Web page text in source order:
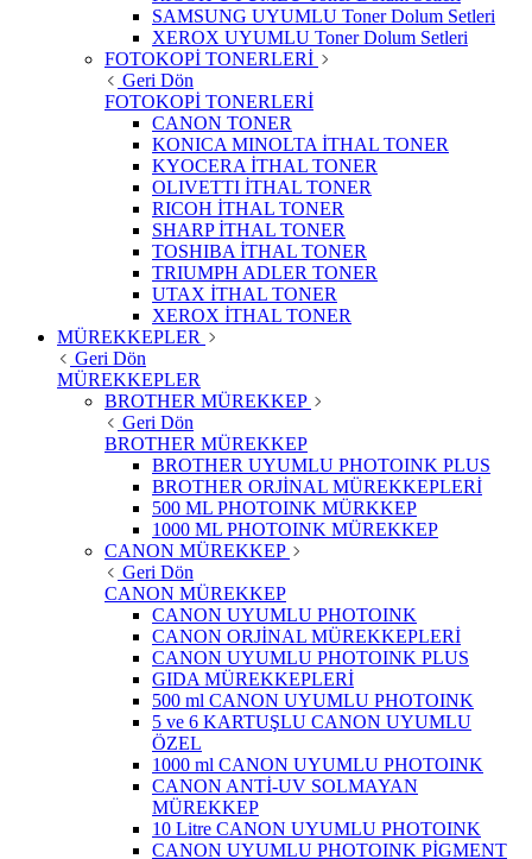
SAMSUNG UYUMLU Toner Dolum Setleri
XEROX UYUMLU Toner Dolum Setleri
FOTOKOPİ TONERLERİ
Geri Dön
FOTOKOPİ TONERLERİ
CANON TONER
KONICA MINOLTA İTHAL TONER
KYOCERA İTHAL TONER
OLIVETTI İTHAL TONER
RICOH İTHAL TONER
SHARP İTHAL TONER
TOSHIBA İTHAL TONER
TRIUMPH ADLER TONER
UTAX İTHAL TONER
XEROX İTHAL TONER
MÜREKKEPLER
Geri Dön
MÜREKKEPLER
BROTHER MÜREKKEP
Geri Dön
BROTHER MÜREKKEP
BROTHER UYUMLU PHOTOINK PLUS
BROTHER ORJİNAL MÜREKKEPLERİ
500 ML PHOTOINK MÜRKKEP
1000 ML PHOTOINK MÜREKKEP
CANON MÜREKKEP
Geri Dön
CANON MÜREKKEP
CANON UYUMLU PHOTOINK
CANON ORJİNAL MÜREKKEPLERİ
CANON UYUMLU PHOTOINK PLUS
GIDA MÜREKKEPLERİ
500 ml CANON UYUMLU PHOTOINK
5 ve 6 KARTUŞLU CANON UYUMLU
ÖZEL
1000 ml CANON UYUMLU PHOTOINK
CANON ANTİ-UV SOLMAYAN
MÜREKKEP
10 Litre CANON UYUMLU PHOTOINK
CANON UYUMLU PHOTOINK PİGMENT